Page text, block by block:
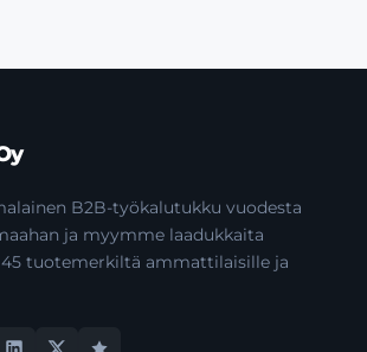
B2B-työkalutukku vuodesta
ja myymme laadukkaita
tuotemerkiltä ammattilaisille ja